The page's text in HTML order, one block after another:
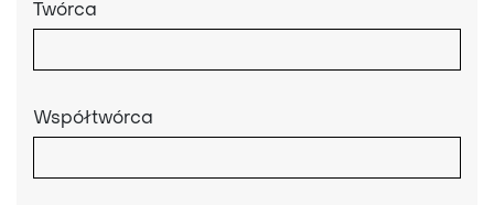
Twórca
Współtwórca